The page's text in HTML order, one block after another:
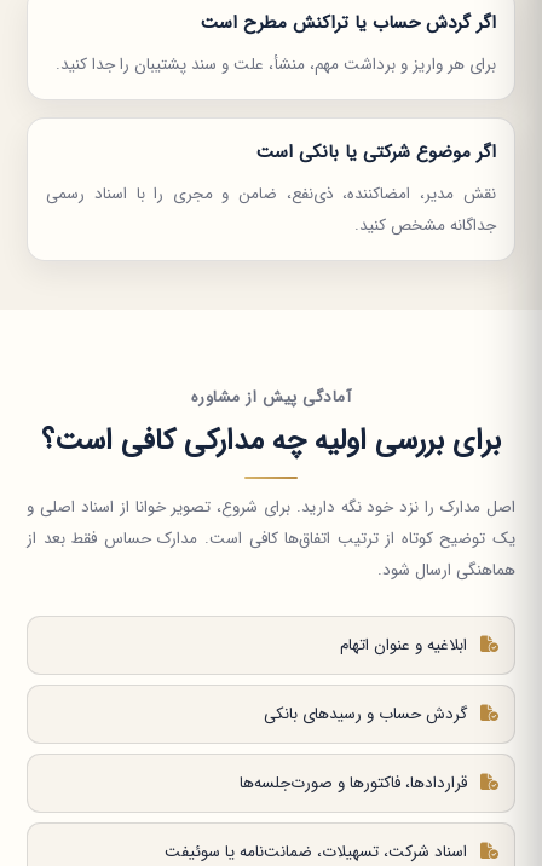
اگر گردش حساب یا تراکنش مطرح است
برای هر واریز و برداشت مهم، منشأ، علت و سند پشتیبان را جدا کنید.
اگر موضوع شرکتی یا بانکی است
نقش مدیر، امضاکننده، ذی‌نفع، ضامن و مجری را با اسناد رسمی
جداگانه مشخص کنید.
آمادگی پیش از مشاوره
برای بررسی اولیه چه مدارکی کافی است؟
اصل مدارک را نزد خود نگه دارید. برای شروع، تصویر خوانا از اسناد اصلی و
یک توضیح کوتاه از ترتیب اتفاق‌ها کافی است. مدارک حساس فقط بعد از
هماهنگی ارسال شود.
ابلاغیه و عنوان اتهام
گردش حساب و رسیدهای بانکی
قراردادها، فاکتورها و صورت‌جلسه‌ها
اسناد شرکت، تسهیلات، ضمانت‌نامه یا سوئیفت